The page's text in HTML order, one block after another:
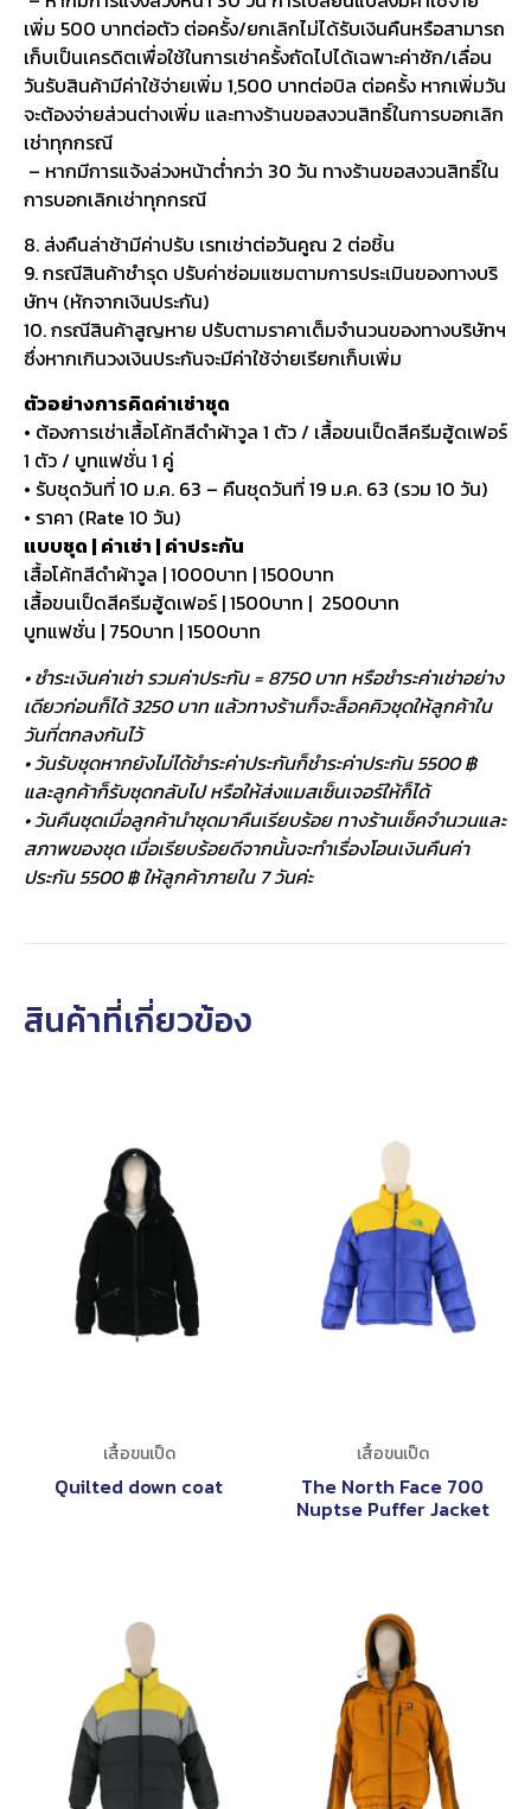
เพิ่ม 500 บาทต่อตัว ต่อครั้ง/ยกเลิกไม่ได้รับเงินคืนหรือสามารถ
เก็บเป็นเครดิตเพื่อใช้ในการเช่าครั้งถัดไปได้เฉพาะค่าซัก/เลื่อน
วันรับสินค้ามีค่าใช้จ่ายเพิ่ม 1,500 บาทต่อบิล ต่อครั้ง หากเพิ่มวัน
จะต้องจ่ายส่วนต่างเพิ่ม และทางร้านขอสงวนสิทธิ์ในการบอกเลิก
เช่าทุกกรณี
– หากมีการแจ้งล่วงหน้าต่ำกว่า 30 วัน ทางร้านขอสงวนสิทธิ์ใน
การบอกเลิกเช่าทุกกรณี
8. ส่งคืนล่าช้ามีค่าปรับ เรทเช่าต่อวันคูณ 2 ต่อชิ้น
9. กรณีสินค้าชำรุด ปรับค่าซ่อมแซมตามการประเมินของทางบริ
ษัทฯ (หักจากเงินประกัน)
10. กรณีสินค้าสูญหาย ปรับตามราคาเต็มจำนวนของทางบริษัทฯ
ซึ่งหากเกินวงเงินประกันจะมีค่าใช้จ่ายเรียกเก็บเพิ่ม
ตัวอย่างการคิดค่าเช่าชุด
• ต้องการเช่าเสื้อโค้ทสีดำผ้าวูล 1 ตัว / เสื้อขนเป็ดสีครีมฮู้ดเฟอร์
1 ตัว / บูทแฟชั่น 1 คู่
• รับชุดวันที่ 10 ม.ค. 63 – คืนชุดวันที่ 19 ม.ค. 63 (รวม 10 วัน)
• ราคา (Rate 10 วัน)
แบบชุด | ค่าเช่า | ค่าประกัน
เสื้อโค้ทสีดำผ้าวูล | 1000บาท | 1500บาท
เสื้อขนเป็ดสีครีมฮู้ดเฟอร์ | 1500บาท | 2500บาท
บูทแฟชั่น | 750บาท | 1500บาท
• ชำระเงินค่าเช่า รวมค่าประกัน = 8750 บาท หรือชำระค่าเช่าอย่าง
เดียวก่อนก็ได้ 3250 บาท แล้วทางร้านก็จะล็อคคิวชุดให้ลูกค้าใน
วันที่ตกลงกันไว้
• วันรับชุดหากยังไม่ได้ชำระค่าประกันก็ชำระค่าประกัน 5500 ฿
และลูกค้าก็รับชุดกลับไป หรือให้ส่งแมสเซ็นเจอร์ให้ก็ได้
• วันคืนชุดเมื่อลูกค้านำชุดมาคืนเรียบร้อย ทางร้านเช็คจำนวนและ
สภาพของชุด เมื่อเรียบร้อยดีจากนั้นจะทำเรื่องโอนเงินคืนค่า
ประกัน 5500 ฿ ให้ลูกค้าภายใน 7 วันค่ะ
สินค้าที่เกี่ยวข้อง
เสื้อขนเป็ด
Quilted down coat
เสื้อขนเป็ด
The North Face 700
Nuptse Puffer Jacket